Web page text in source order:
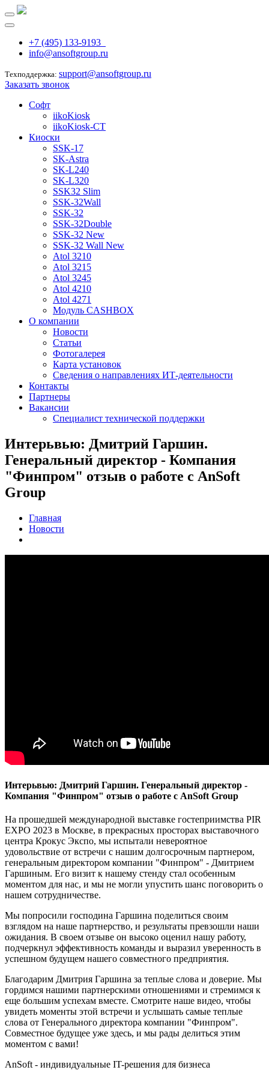
+7 (495) 133-9193
info@ansoftgroup.ru
Техподдержка: support@ansoftgroup.ru
Заказать звонок
Софт
iikoKiosk
iikoKiosk-CT
Киоски
SSK-17
SK-Astra
SK-L240
SK-L320
SSK32 Slim
SSK-32Wall
SSK-32
SSK-32Double
SSK-32 New
SSK-32 Wall New
Atol 3210
Atol 3215
Atol 3245
Atol 4210
Atol 4271
Модуль CASHBOX
О компании
Новости
Статьи
Фотогалерея
Карта установок
Сведения о направлениях ИТ-деятельности
Контакты
Партнеры
Вакансии
Специалист технической поддержки
Интерьвью: Дмитрий Гаршин.
Генеральный директор - Компания
"Финпром" отзыв о работе с AnSoft
Group
Главная
Новости
Интерьвью: Дмитрий Гаршин. Генеральный директор -
Компания "Финпром" отзыв о работе с AnSoft Group
На прошедшей международной выставке гостеприимства PIR
EXPO 2023 в Москве, в прекрасных просторах выставочного
центра Крокус Экспо, мы испытали невероятное
удовольствие от встречи с нашим долгосрочным партнером,
генеральным директором компании "Финпром" - Дмитрием
Гаршиным. Его визит к нашему стенду стал особенным
моментом для нас, и мы не могли упустить шанс поговорить о
нашем сотрудничестве.
Мы попросили господина Гаршина поделиться своим
взглядом на наше партнерство, и результаты превзошли наши
ожидания. В своем отзыве он высоко оценил нашу работу,
подчеркнул эффективность команды и выразил уверенность в
успешном будущем нашего совместного предприятия.
Благодарим Дмитрия Гаршина за теплые слова и доверие. Мы
гордимся нашими партнерскими отношениями и стремимся к
еще большим успехам вместе. Смотрите наше видео, чтобы
увидеть моменты этой встречи и услышать самые теплые
слова от Генерального директора компании "Финпром".
Совместное будущее уже здесь, и мы рады делиться этим
моментом с вами!
AnSoft - индивидуальные IT-решения для бизнеса